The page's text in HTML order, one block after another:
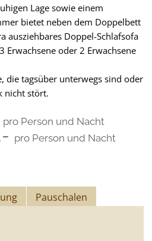
Lage sowie einem
bietet neben dem Doppelbett
ausziehbares Doppel-Schlafsofa
Erwachsene oder 2 Erwachsene
die tagsüber unterwegs sind oder
nicht stört.
pro Person und Nacht
pro Person und Nacht
Pauschalen